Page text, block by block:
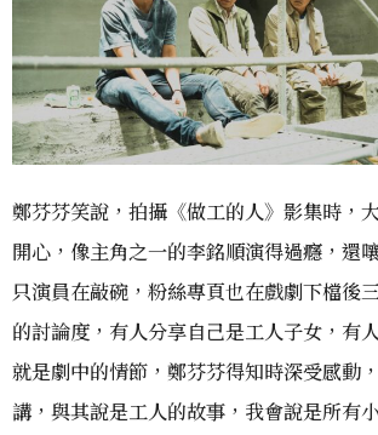
鄭芬芬笑說，拍攝《做工的人》影集時，
開心，像主角之一的李銘順演得過癮，還
只演員在敲碗，粉絲專頁也在戲劇下檔後
的討論度，有人分享自己是工人子女，有
就是劇中的情節，鄭芬芬得知時深受感動
講，與其說是工人的故事，我會說是所有